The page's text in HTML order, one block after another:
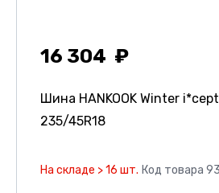
16 304
Шина HANKOOK Winter
235/45R18
На складе > 16 шт. Код товара